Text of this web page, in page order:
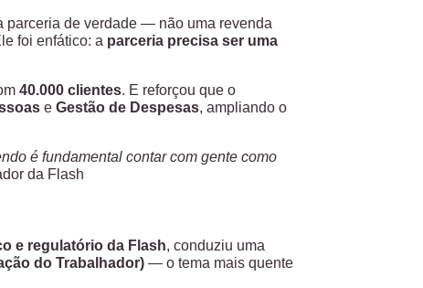
parceria de verdade — não uma revenda
foi enfático: a parceria precisa ser uma
40.000 clientes. E reforçou que o
e Gestão de Despesas, ampliando o
é fundamental contar com gente como
da Flash
e regulatório da Flash, conduziu uma
do Trabalhador) — o tema mais quente